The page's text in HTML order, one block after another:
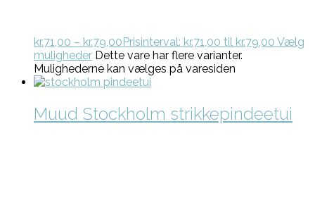
kr.71,00 – kr.79,00Prisinterval: kr.71,00 til kr.79,00 Vælg
muligheder Dette vare har flere varianter.
Mulighederne kan vælges på varesiden
Muud Stockholm strikkepindeetui